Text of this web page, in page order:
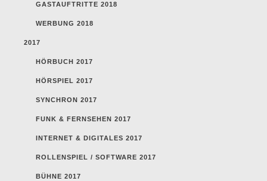
GASTAUFTRITTE 2018
WERBUNG 2018
2017
HÖRBUCH 2017
HÖRSPIEL 2017
SYNCHRON 2017
FUNK & FERNSEHEN 2017
INTERNET & DIGITALES 2017
ROLLENSPIEL / SOFTWARE 2017
BÜHNE 2017